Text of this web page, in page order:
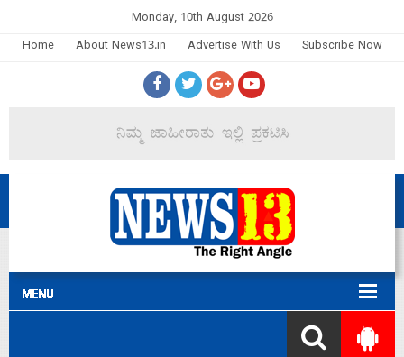
Monday, 10th August 2026
Home
About News13.in Advertise With Us Subscribe Now